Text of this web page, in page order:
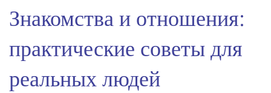
Знакомства и отношения:
практические советы для
реальных людей